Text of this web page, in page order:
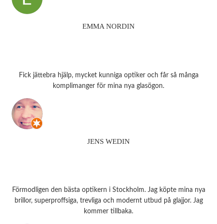
EMMA NORDIN
Fick jättebra hjälp, mycket kunniga optiker och får så många
komplimanger för mina nya glasögon.
JENS WEDIN
Förmodligen den bästa optikern i Stockholm. Jag köpte mina nya
brillor, superproffsiga, trevliga och modernt utbud på glajjor. Jag
kommer tillbaka.